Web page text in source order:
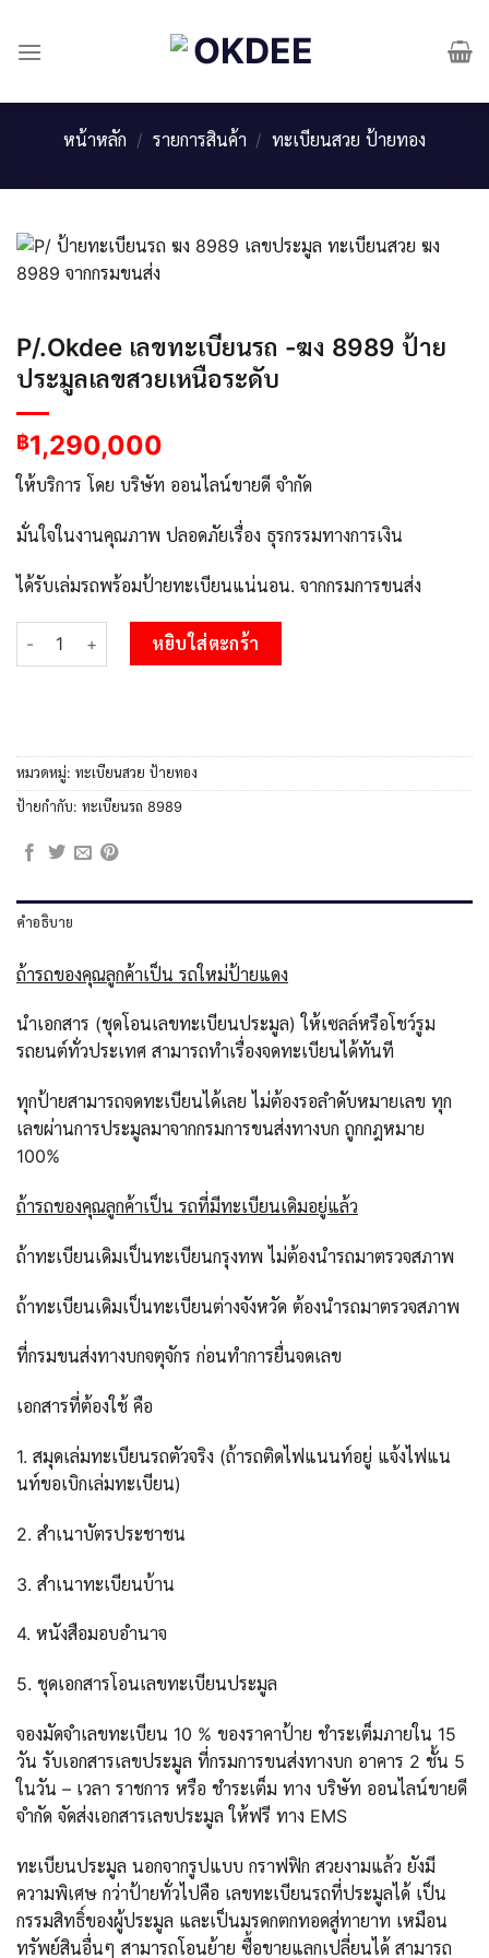
content
หน้าหลัก / รายการสินค้า / ทะเบียนสวย ป้ายทอง
P/.Okdee เลขทะเบียนรถ -ฆง 8989 ป้าย
ประมูลเลขสวยเหนือระดับ
฿1,290,000
ให้บริการ โดย บริษัท ออนไลน์ขายดี จำกัด
มั่นใจในงานคุณภาพ ปลอดภัยเรื่อง ธุรกรรมทางการเงิน
ได้รับเล่มรถพร้อมป้ายทะเบียนแน่นอน. จากกรมการขนส่ง
จำนวน P/.Okdee เลขทะเบียนรถ -ฆง 8989 ป้ายประมูลเลขสวยเหนื
หยิบใส่ตะกร้า
หมวดหมู่: ทะเบียนสวย ป้ายทอง
ป้ายกำกับ: ทะเบียนรถ 8989
คำอธิบาย
ถ้ารถของคุณลูกค้าเป็น รถใหม่ป้ายแดง
นำเอกสาร (ชุดโอนเลขทะเบียนประมูล) ให้เซลล์หรือโชว์รูม
รถยนต์ทั่วประเทศ สามารถทำเรื่องจดทะเบียนได้ทันที
ทุกป้ายสามารถจดทะเบียนได้เลย ไม่ต้องรอลำดับหมายเลข ทุก
เลขผ่านการประมูลมาจากกรมการขนส่งทางบก ถูกกฎหมาย
100%
ถ้ารถของคุณลูกค้าเป็น รถที่มีทะเบียนเดิมอยู่แล้ว
ถ้าทะเบียนเดิมเป็นทะเบียนกรุงทพ ไม่ต้องนำรถมาตรวจสภาพ
ถ้าทะเบียนเดิมเป็นทะเบียนต่างจังหวัด ต้องนำรถมาตรวจสภาพ
ที่กรมขนส่งทางบกจตุจักร ก่อนทำการยื่นจดเลข
เอกสารที่ต้องใช้ คือ
1. สมุดเล่มทะเบียนรถตัวจริง (ถ้ารถติดไฟแนนท์อยู่ แจ้งไฟแน
นท์ขอเบิกเล่มทะเบียน)
2. สำเนาบัตรประชาชน
3. สำเนาทะเบียนบ้าน
4. หนังสือมอบอำนาจ
5. ชุดเอกสารโอนเลขทะเบียนประมูล
จองมัดจำเลขทะเบียน 10 % ของราคาป้าย ชำระเต็มภายใน 15
วัน รับเอกสารเลขประมูล ที่กรมการขนส่งทางบก อาคาร 2 ชั้น 5
ในวัน – เวลา ราชการ หรือ ชำระเต็ม ทาง บริษัท ออนไลน์ขายดี
จำกัด จัดส่งเอกสารเลขประมูล ให้ฟรี ทาง EMS
ทะเบียนประมูล นอกจากรูปแบบ กราฟฟิก สวยงามแล้ว ยังมี
ความพิเศษ กว่าป้ายทั่วไปคือ เลขทะเบียนรถที่ประมูลได้ เป็น
กรรมสิทธิ์ของผู้ประมูล และเป็นมรดกตกทอดสู่ทายาท เหมือน
ทรัพย์สินอื่นๆ สามารถโอนย้าย ซื้อขายแลกเปลี่ยนได้ สามารถ